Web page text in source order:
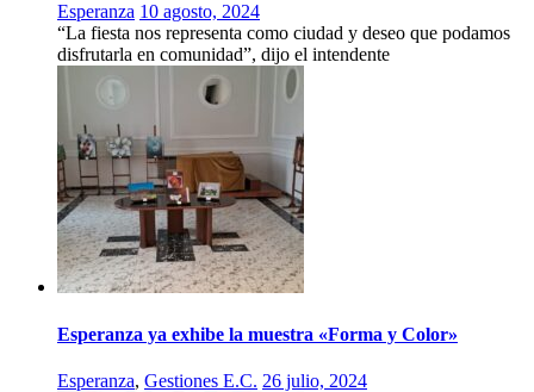
Esperanza 10 agosto, 2024
“La fiesta nos representa como ciudad y deseo que podamos
disfrutarla en comunidad”, dijo el intendente
Esperanza ya exhibe la muestra «Forma y Color»
Esperanza, Gestiones E.C. 26 julio, 2024